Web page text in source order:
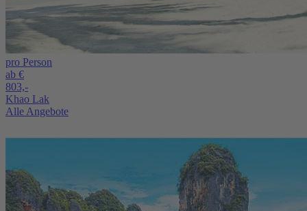
pro Person
ab €
803,-
Khao Lak
Alle Angebote